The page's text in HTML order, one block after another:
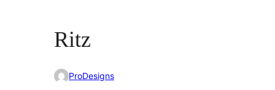
Ritz
ProDesigns